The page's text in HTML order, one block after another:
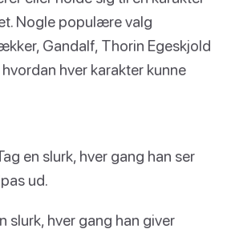
Nogle populære valg
Gandalf, Thorin Egeskjold
hver karakter kunne
en slurk, hver gang han ser
ud.
slurk, hver gang han giver